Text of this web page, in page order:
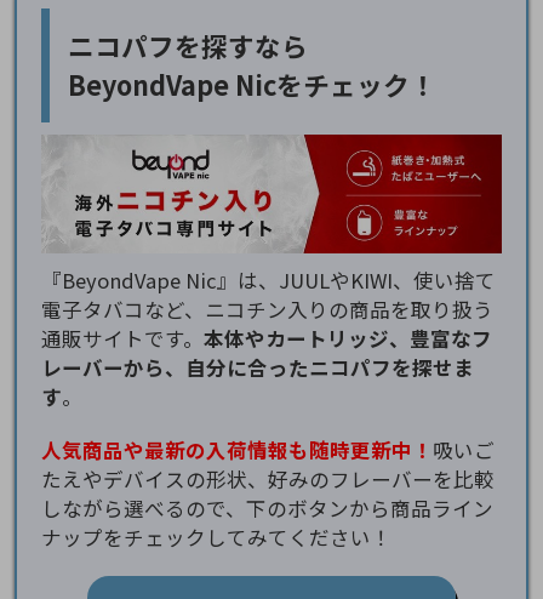
ニコパフを探すなら
BeyondVape Nicをチェック！
『BeyondVape Nic』は、JUULやKIWI、使い捨て
電子タバコなど、ニコチン入りの商品を取り扱う
通販サイトです。 本体やカートリッジ、豊富なフ
レーバーから、自分に合ったニコパフを探せま
す。
人気商品や最新の入荷情報も随時更新中！ 吸いご
たえやデバイスの形状、好みのフレーバーを比較
しながら選べるので、下のボタンから商品ライン
ナップをチェックしてみてください！